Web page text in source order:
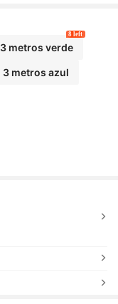
3 metros verde
8 left
3 metros azul